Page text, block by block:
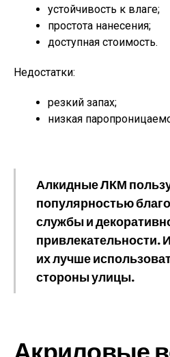
устойчивость к влаге;
простота нанесения;
доступная стоимость.
Недостатки:
резкий запах;
низкая
Алкидные ЛКМ
популярностью
службы и
привлекательности.
их лучше
стороны улицы.